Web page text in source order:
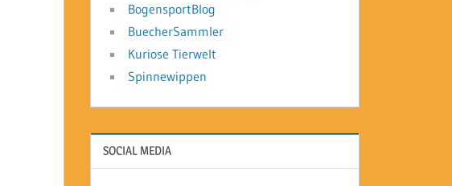
BogensportBlog
BuecherSammler
Kuriose Tierwelt
Spinnewippen
SOCIAL MEDIA